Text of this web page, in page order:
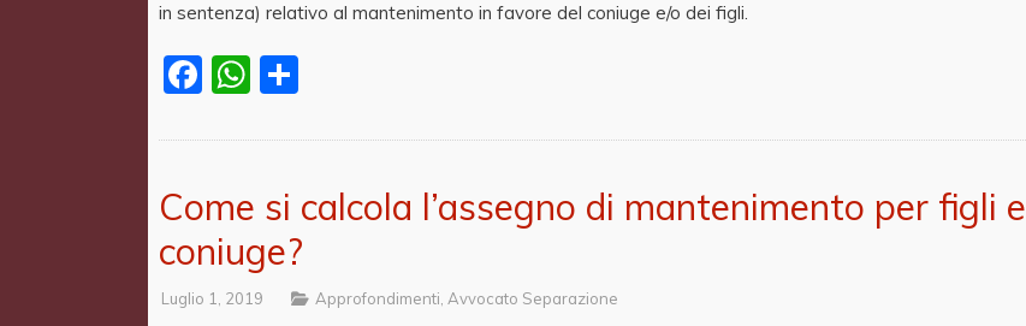
in sentenza) relativo al mantenimento in favore del coniuge e/o dei figli.
Facebook
WhatsApp
Come si calcola l’assegno di mantenimento per figli e
coniuge?
Luglio 1, 2019 Approfondimenti Avvocato Separazione